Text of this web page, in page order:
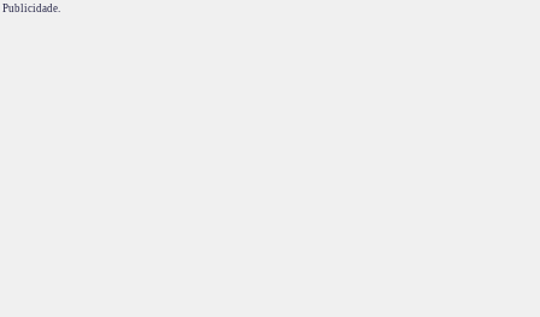
Publicidade.